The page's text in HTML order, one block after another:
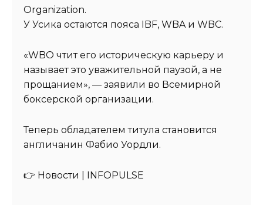
Organization.
У Усика остаются пояса IBF, WBA и WBC.
«WBO чтит его историческую карьеру и
называет это уважительной паузой, а не
прощанием», — заявили во Всемирной
боксерской организации.
Теперь обладателем титула становится
англичанин Фабио Уордли.
👉 Новости | INFOPULSE⁩